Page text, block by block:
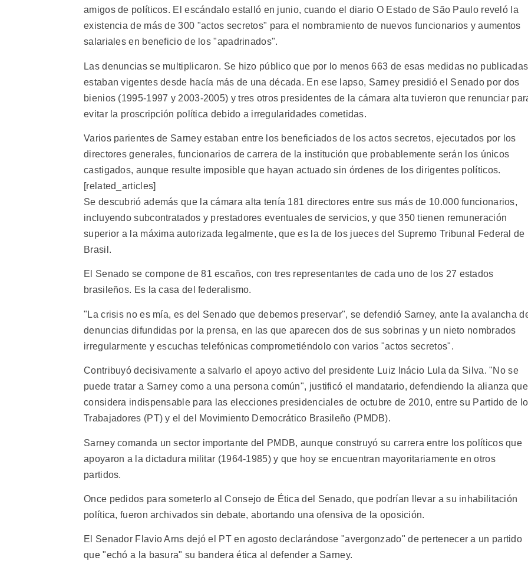
amigos de políticos. El escándalo estalló en junio, cuando el diario O Estado de São Paulo reveló la
existencia de más de 300 "actos secretos" para el nombramiento de nuevos funcionarios y aumentos
salariales en beneficio de los "apadrinados".
Las denuncias se multiplicaron. Se hizo público que por lo menos 663 de esas medidas no publicadas
estaban vigentes desde hacía más de una década. En ese lapso, Sarney presidió el Senado por dos
bienios (1995-1997 y 2003-2005) y tres otros presidentes de la cámara alta tuvieron que renunciar
evitar la proscripción política debido a irregularidades cometidas.
Varios parientes de Sarney estaban entre los beneficiados de los actos secretos, ejecutados por los
directores generales, funcionarios de carrera de la institución que probablemente serán los únicos
castigados, aunque resulte imposible que hayan actuado sin órdenes de los dirigentes políticos.
[related_articles]
Se descubrió además que la cámara alta tenía 181 directores entre sus más de 10.000 funcionarios,
incluyendo subcontratados y prestadores eventuales de servicios, y que 350 tienen remuneración
superior a la máxima autorizada legalmente, que es la de los jueces del Supremo Tribunal Federal de
Brasil.
El Senado se compone de 81 escaños, con tres representantes de cada uno de los 27 estados
brasileños. Es la casa del federalismo.
"La crisis no es mía, es del Senado que debemos preservar", se defendió Sarney, ante la avalancha
denuncias difundidas por la prensa, en las que aparecen dos de sus sobrinas y un nieto nombrados
irregularmente y escuchas telefónicas comprometiéndolo con varios "actos secretos".
Contribuyó decisivamente a salvarlo el apoyo activo del presidente Luiz Inácio Lula da Silva. "No se
puede tratar a Sarney como a una persona común", justificó el mandatario, defendiendo la alianza que
considera indispensable para las elecciones presidenciales de octubre de 2010, entre su Partido de
Trabajadores (PT) y el del Movimiento Democrático Brasileño (PMDB).
Sarney comanda un sector importante del PMDB, aunque construyó su carrera entre los políticos que
apoyaron a la dictadura militar (1964-1985) y que hoy se encuentran mayoritariamente en otros
partidos.
Once pedidos para someterlo al Consejo de Ética del Senado, que podrían llevar a su inhabilitación
política, fueron archivados sin debate, abortando una ofensiva de la oposición.
El Senador Flavio Arns dejó el PT en agosto declarándose "avergonzado" de pertenecer a un partido
que "echó a la basura" su bandera ética al defender a Sarney.